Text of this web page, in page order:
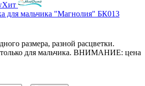
Хит
для мальчика "Магнолия" БК013
размера, разной расцветки.
только для мальчика. ВНИМАНИЕ: цена